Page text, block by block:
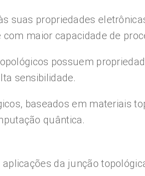
suas propriedades
maior capacidade de
possuem
sensibilidade.
baseados em materiais
quântica.
da junção